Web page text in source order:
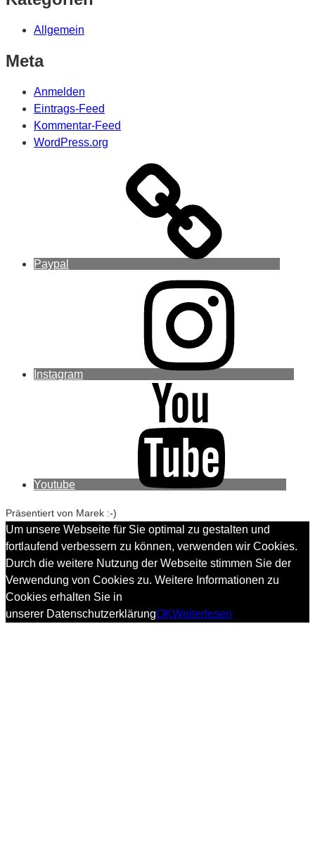
Allgemein
Meta
Anmelden
Eintrags-Feed
Kommentar-Feed
WordPress.org
Paypal
Instagram
Youtube
Präsentiert von Marek :-)
Um unsere Webseite für Sie optimal zu gestalten und
fortlaufend verbessern zu können, verwenden wir Cookies.
Durch die weitere Nutzung der Webseite stimmen Sie der
Verwendung von Cookies zu. Weitere Informationen zu
Cookies erhalten Sie in
unserer DatenschutzerklärungOKWeiterlesen